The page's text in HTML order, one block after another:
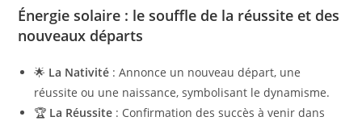
Énergie solaire : le souffle de la réussite et des
nouveaux départs
🌟 La Nativité : Annonce un nouveau départ, une
réussite ou une naissance, symbolisant le dynamisme.
🏆 La Réussite : Confirmation des succès à venir dans